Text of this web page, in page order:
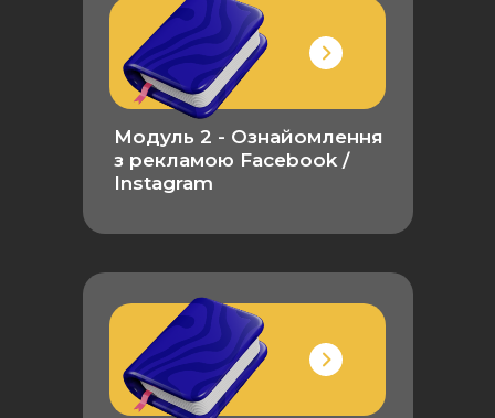
Модуль 2 - Ознайомлення
з рекламою Facebook /
Instagram